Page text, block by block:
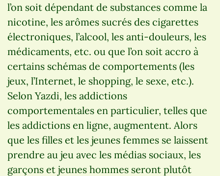
l’on soit dépendant de substances comme la
nicotine, les arômes sucrés des cigarettes
électroniques, l’alcool, les anti-douleurs, les
médicaments, etc. ou que l’on soit accro à
certains schémas de comportements (les
jeux, l’Internet, le shopping, le sexe, etc.).
Selon Yazdi, les addictions
comportementales en particulier, telles que
les addictions en ligne, augmentent. Alors
que les filles et les jeunes femmes se laissent
prendre au jeu avec les médias sociaux, les
garçons et jeunes hommes seront plutôt